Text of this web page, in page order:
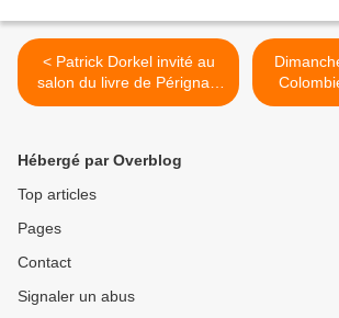
< Patrick Dorkel invité au
salon du livre de Pérignat-
lès-Sarliève
Hébergé par Overblog
Top articles
Pages
Contact
Signaler un abus